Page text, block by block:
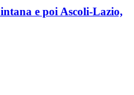
e poi Ascoli-Lazio,